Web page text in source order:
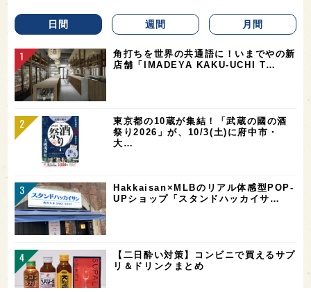
日間 週間 月間
角打ちを世界の共通語に！いまでやの新
店舗「IMADEYA KAKU-UCHI T…
東京都の10蔵が集結！「武蔵の國の酒
祭り2026」が、10/3(土)に府中市・
大…
Hakkaisan×MLBのリアル体感型POP-
UPショップ「スタンドハッカイサ…
【二日酔い対策】コンビニで買えるサプ
リ＆ドリンクまとめ